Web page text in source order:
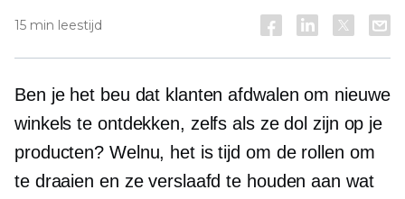
15 min leestijd
Ben je het beu dat klanten afdwalen om nieuwe
winkels te ontdekken, zelfs als ze dol zijn op je
producten? Welnu, het is tijd om de rollen om
te draaien en ze verslaafd te houden aan wat